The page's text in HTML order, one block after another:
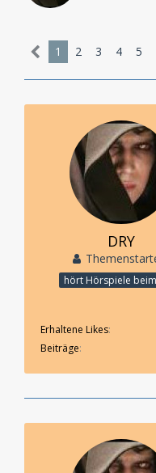
1 2 3 4 5
DRY
Erhaltene Likes
Beiträge